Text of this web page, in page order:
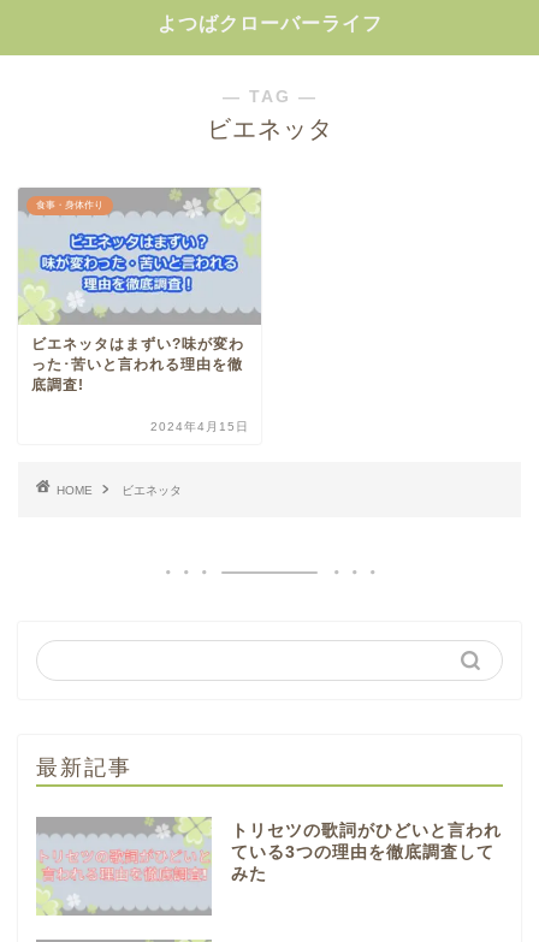
よつばクローバーライフ
― TAG ―
ビエネッタ
食事・身体作り
ビエネッタはまずい?味が変わ
った･苦いと言われる理由を徹
底調査!
2024年4月15日
HOME ビエネッタ
最新記事
トリセツの歌詞がひどいと言われ
ている3つの理由を徹底調査して
みた